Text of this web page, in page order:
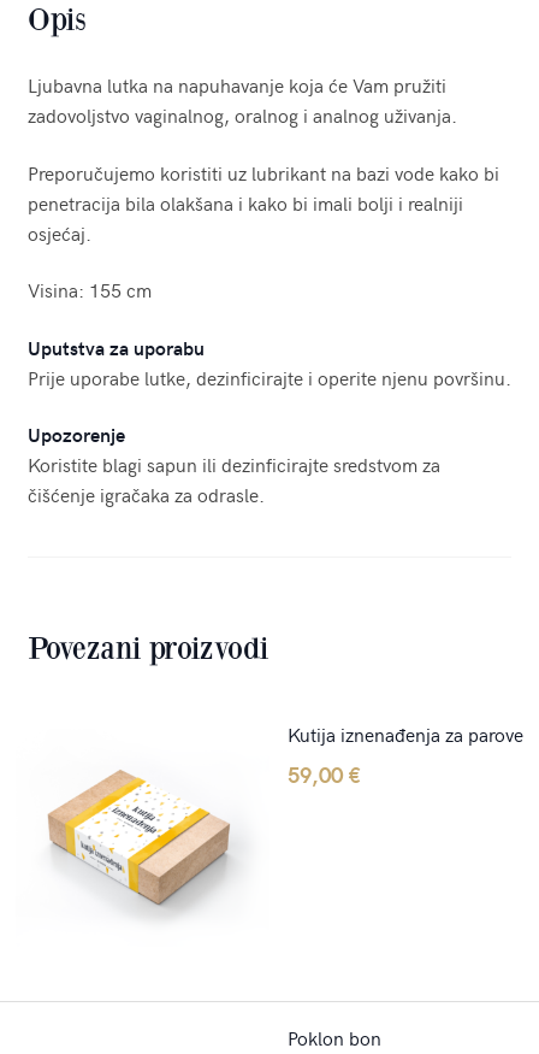
Opis
Ljubavna lutka na napuhavanje koja će Vam pružiti
zadovoljstvo vaginalnog, oralnog i analnog uživanja.
Preporučujemo koristiti uz lubrikant na bazi vode kako bi
penetracija bila olakšana i kako bi imali bolji i realniji
osjećaj.
Visina: 155 cm
Uputstva za uporabu
Prije uporabe lutke, dezinficirajte i operite njenu površinu.
Upozorenje
Koristite blagi sapun ili dezinficirajte sredstvom za
čišćenje igračaka za odrasle.
Povezani proizvodi
Kutija iznenađenja za parove
59,00€
Poklon bon